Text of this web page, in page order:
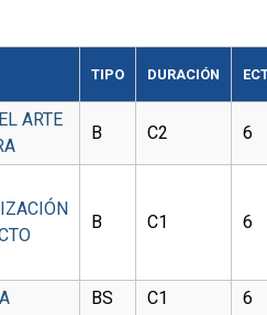
TIPO DURACIÓN
ARTE
B C2 6
B C1 6
BS C1 6